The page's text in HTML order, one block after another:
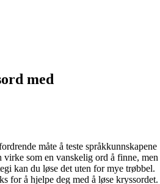
med
måte å teste språkkunnskapene
som en vanskelig ord å finne, men
kan du løse det uten for mye trøbbel.
for å hjelpe deg med å løse kryssordet.